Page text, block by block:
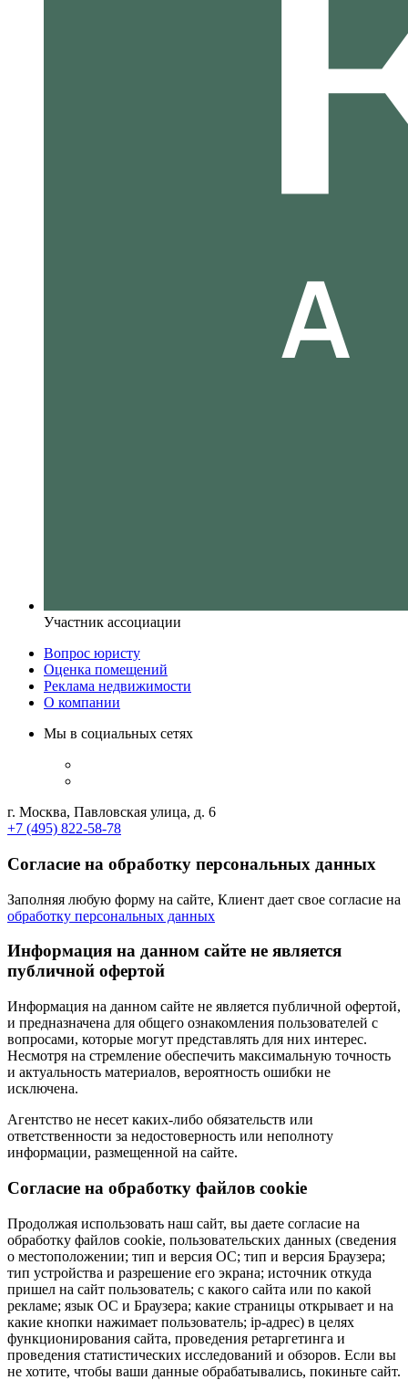
Участник ассоциации
Вопрос юристу
Оценка помещений
Реклама недвижимости
О компании
Мы в социальных сетях
г. Москва, Павловская улица, д. 6
+7 (495) 822-58-78
Согласие на обработку персональных данных
Заполняя любую форму на сайте, Клиент дает свое согласие на
обработку персональных данных
Информация на данном сайте не является
публичной офертой
Информация на данном сайте не является публичной офертой,
и предназначена для общего ознакомления пользователей с
вопросами, которые могут представлять для них интерес.
Несмотря на стремление обеспечить максимальную точность
и актуальность материалов, вероятность ошибки не
исключена.
Агентство не несет каких-либо обязательств или
ответственности за недостоверность или неполноту
информации, размещенной на сайте.
Cогласие на обработку файлов cookie
Продолжая использовать наш сайт, вы даете согласие на
обработку файлов cookie, пользовательских данных (сведения
о местоположении; тип и версия ОС; тип и версия Браузера;
тип устройства и разрешение его экрана; источник откуда
пришел на сайт пользователь; с какого сайта или по какой
рекламе; язык ОС и Браузера; какие страницы открывает и на
какие кнопки нажимает пользователь; ip-адрес) в целях
функционирования сайта, проведения ретаргетинга и
проведения статистических исследований и обзоров. Если вы
не хотите, чтобы ваши данные обрабатывались, покиньте сайт.